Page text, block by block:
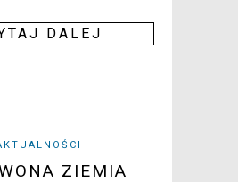
DALEJ
ZIEMIA